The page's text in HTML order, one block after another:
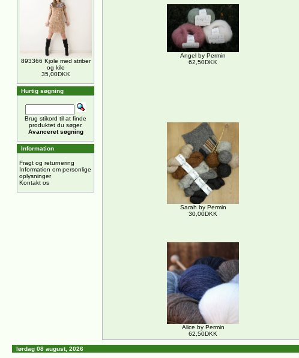
893366 Kjole med striber
og kile
35,00DKK
Hurtig søgning
Brug stikord til at finde
produktet du søger.
Avanceret søgning
Information
Fragt og returnering
Information om personlige
oplysninger
Kontakt os
Angel by Permin
62,50DKK
Sarah by Permin
30,00DKK
Alice by Permin
62,50DKK
lørdag 08 august, 2026